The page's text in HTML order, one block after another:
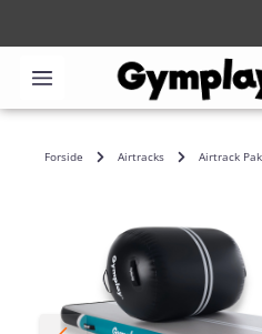
Forside Airtracks Airtrack
Spring over billedgalleri